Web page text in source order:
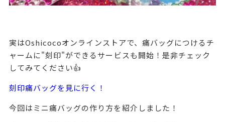
実はOshicocoオンラインストアで、痛バッグにつけるチ
ャームに"刻印"ができるサービスも開始！是非チェック
してみてください👍
刻印痛バッグを見に行く！
今回はミニ痛バッグの作り方を紹介しました！